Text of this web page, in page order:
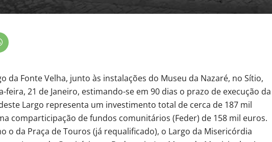
da Fonte Velha, junto às instalações do Museu da Nazaré, no Sítio,
feira, 21 de Janeiro, estimando-se em 90 dias o prazo de execução da
Largo representa um investimento total de cerca de 187 mil
comparticipação de fundos comunitários (Feder) de 158 mil euros.
o da Praça de Touros (já requalificado), o Largo da Misericórdia